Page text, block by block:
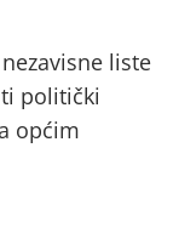
liste
politički
općim